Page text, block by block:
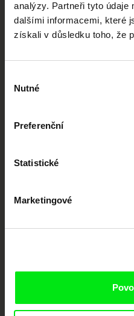
analýzy. Partneři tyto údaje
dalšími informacemi, které
získali v důsledku toho, že
souhlasu
Nutné
Preferenční
Statistické
Marketingové
Vaše
Portál DAFilms.cz je výsledkem
festivalů dokumentárního filmu